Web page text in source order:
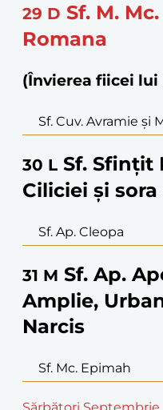
29 D Sf. M.
Romana
(Învierea fiicei lui
Sf. Cuv. Avramie și
30 L Sf. Sfințit
Ciliciei și
Sf. Ap. Cleopa
31 M Sf. Ap.
Amplie,
Narcis
Sf. Mc. Epimah
Sărbători Septembrie